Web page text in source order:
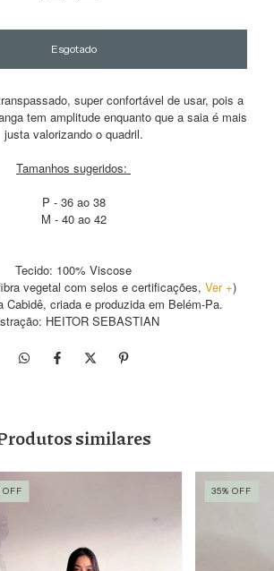
super confortável de usar, pois a
tem amplitude enquanto que a saia é mais
justa valorizando o quadril.
Tamanhos sugeridos:
P - 36 ao 38
M - 40 ao 42
Tecido: 100% Viscose
vegetal com selos e certificações, Ver +)
Cabidê, criada e produzida em Belém-Pa.
HEITOR SEBASTIAN
similares
OFF 35%OFF